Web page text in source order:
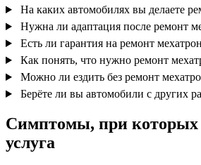
На каких автомобилях вы делаете
Нужна ли адаптация после ремонт
Есть ли гарантия на ремонт
Как понять, что нужно ремонт
Можно ли ездить без ремонт
Берёте ли вы автомобили с других
Симптомы, при которых
услуга